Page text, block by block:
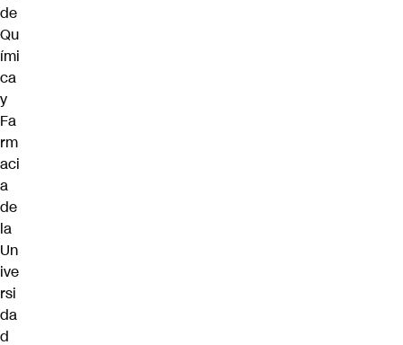
de
Qu
ími
ca
y
Fa
rm
aci
a
de
la
Un
ive
rsi
da
d